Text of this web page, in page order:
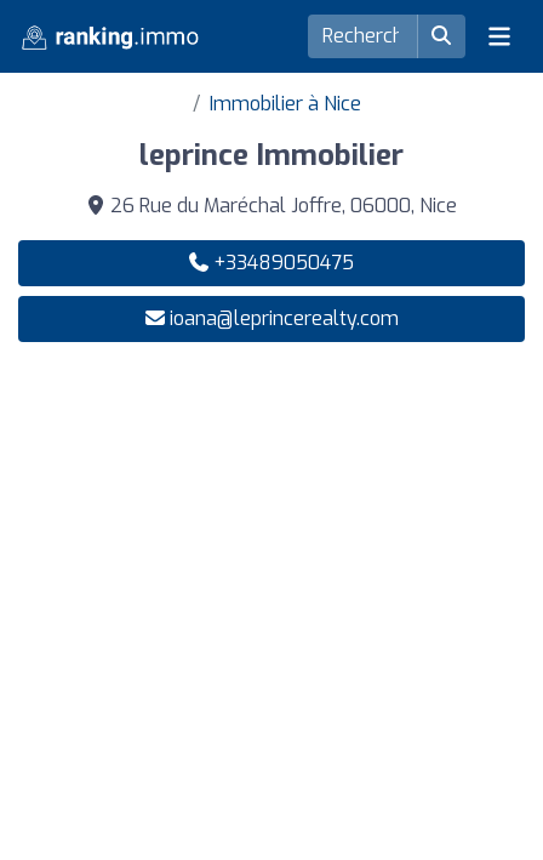
Immobilier à Nice
leprince Immobilier
26 Rue du Maréchal Joffre, 06000, Nice
+33489050475
ioana@leprincerealty.com